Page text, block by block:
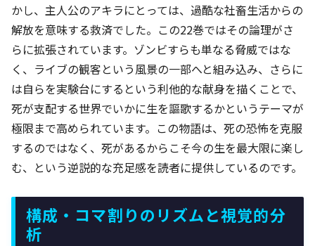
かし、主人公のアキラにとっては、過酷な社畜生活からの
解放を意味する救済でした。この22巻ではその論理がさ
らに拡張されています。ゾンビすらも単なる脅威ではな
く、ライブの観客という風景の一部へと組み込み、さらに
は自らを実験台にするという利他的な献身を描くことで、
死が支配する世界でいかに生を謳歌するかというテーマが
極限まで高められています。この物語は、死の恐怖を克服
するのではなく、死があるからこそ今の生を最大限に楽し
む、という逆説的な充足感を読者に提供しているのです。
構成・コマ割りのリズムと視覚的分
析